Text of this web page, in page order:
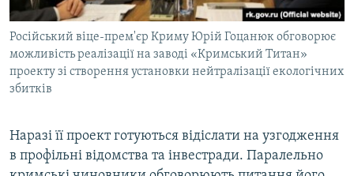
Російський віце-прем'єр Криму Юрій Гоцанюк обговорює
можливість реалізації на заводі «Кримський Титан»
проекту зі створення установки нейтралізації екологічних
збитків
Наразі її проект готуються відіслати на узгодження
в профільні відомства та інвестради. Паралельно